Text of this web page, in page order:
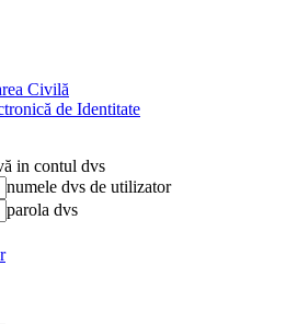
Civilă
de Identitate
in contul dvs
numele dvs de utilizator
parola dvs